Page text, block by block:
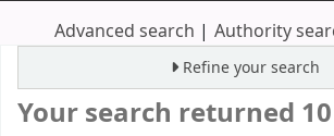
Advanced search Authority
Refine your search
Your search returned